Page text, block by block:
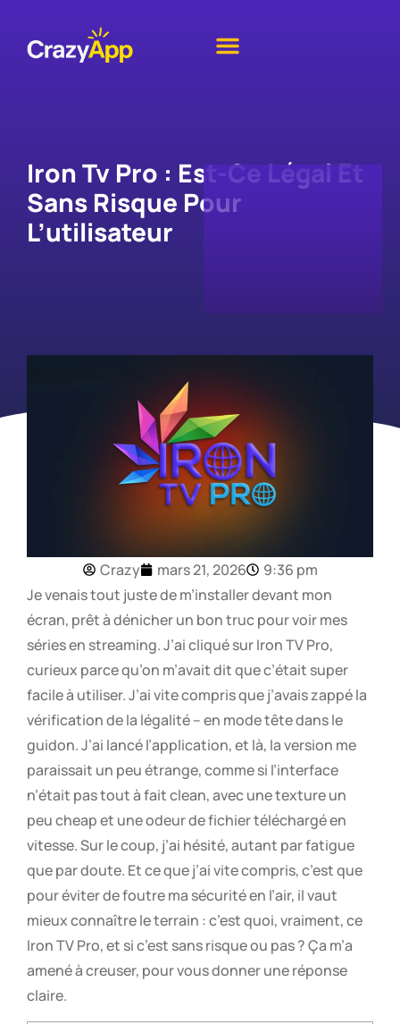
Iron Tv Pro : Est-Ce Légal Et
Sans Risque Pour
L’utilisateur
Crazy mars 21, 2026
9:36 pm
Je venais tout juste de m’installer devant mon
écran, prêt à dénicher un bon truc pour voir mes
séries en streaming. J’ai cliqué sur Iron TV Pro,
curieux parce qu’on m’avait dit que c’était super
facile à utiliser. J’ai vite compris que j’avais zappé la
vérification de la légalité – en mode tête dans le
guidon. J’ai lancé l’application, et là, la version me
paraissait un peu étrange, comme si l’interface
n’était pas tout à fait clean, avec une texture un
peu cheap et une odeur de fichier téléchargé en
vitesse. Sur le coup, j’ai hésité, autant par fatigue
que par doute. Et ce que j’ai vite compris, c’est que
pour éviter de foutre ma sécurité en l’air, il vaut
mieux connaître le terrain : c’est quoi, vraiment, ce
Iron TV Pro, et si c’est sans risque ou pas ? Ça m’a
amené à creuser, pour vous donner une réponse
claire.